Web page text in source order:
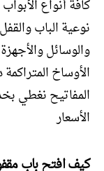
كافة أنواع
نوعية الباب
والوسائل
الأوساخ
المفاتيح نغطي
الأسعار
كيف افتح باب